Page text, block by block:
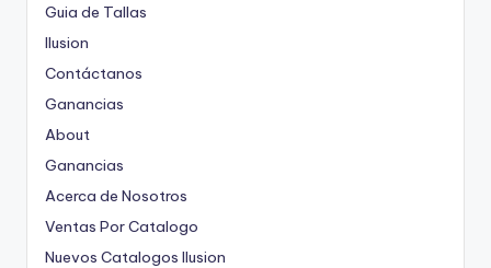
Guia de Tallas
Ilusion
Contáctanos
Ganancias
About
Ganancias
Acerca de Nosotros
Ventas Por Catalogo
Nuevos Catalogos Ilusion